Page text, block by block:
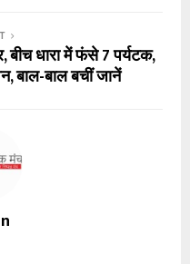
धारा में फंसे 7 पर्यटक,
बाल-बाल बचीं जानें